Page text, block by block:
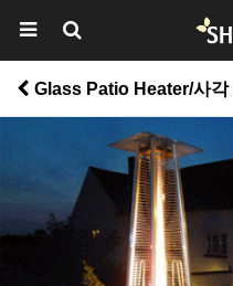
Glass Patio Heater/사각 글